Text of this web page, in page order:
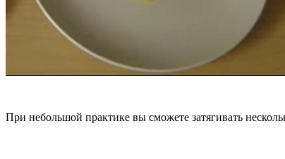
При небольшой практике вы сможете затягивать